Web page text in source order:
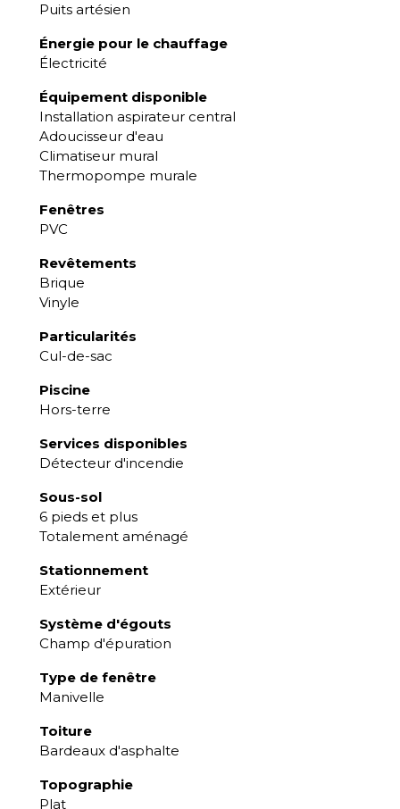
Puits artésien
Énergie pour le chauffage
Électricité
Équipement disponible
Installation aspirateur central
Adoucisseur d'eau
Climatiseur mural
Thermopompe murale
Fenêtres
PVC
Revêtements
Brique
Vinyle
Particularités
Cul-de-sac
Piscine
Hors-terre
Services disponibles
Détecteur d'incendie
Sous-sol
6 pieds et plus
Totalement aménagé
Stationnement
Extérieur
Système d'égouts
Champ d'épuration
Type de fenêtre
Manivelle
Toiture
Bardeaux d'asphalte
Topographie
Plat